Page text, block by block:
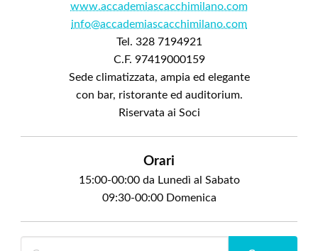
www.accademiascacchimilano.com
info@accademiascacchimilano.com
Tel. 328 7194921
C.F. 97419000159
Sede climatizzata, ampia ed elegante
con bar, ristorante ed auditorium.
Riservata ai Soci
Orari
15:00-00:00 da Lunedì al Sabato
09:30-00:00 Domenica